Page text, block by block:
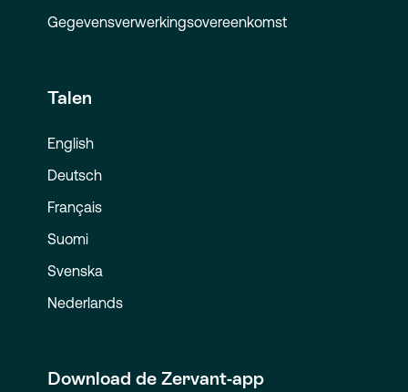
Gegevensverwerkingsovereenkomst
Talen
English
Deutsch
Français
Suomi
Svenska
Nederlands
Download de Zervant-app